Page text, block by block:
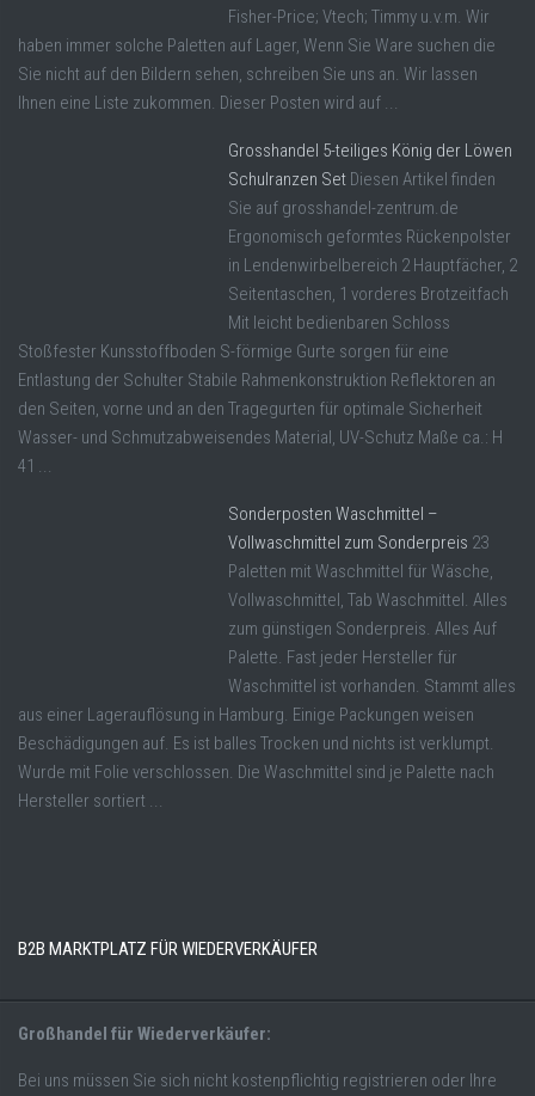
Fisher-Price; Vtech; Timmy u.v.m. Wir
haben immer solche Paletten auf Lager, Wenn Sie Ware suchen die
Sie nicht auf den Bildern sehen, schreiben Sie uns an. Wir lassen
Ihnen eine Liste zukommen. Dieser Posten wird auf ...
Grosshandel 5-teiliges König der Löwen
Schulranzen Set Diesen Artikel finden
Sie auf grosshandel-zentrum.de
Ergonomisch geformtes Rückenpolster
in Lendenwirbelbereich 2 Hauptfächer, 2
Seitentaschen, 1 vorderes Brotzeitfach
Mit leicht bedienbaren Schloss
Stoßfester Kunsstoffboden S-förmige Gurte sorgen für eine
Entlastung der Schulter Stabile Rahmenkonstruktion Reflektoren an
den Seiten, vorne und an den Tragegurten für optimale Sicherheit
Wasser- und Schmutzabweisendes Material, UV-Schutz Maße ca.: H
41 ...
Sonderposten Waschmittel –
Vollwaschmittel zum Sonderpreis 23
Paletten mit Waschmittel für Wäsche,
Vollwaschmittel, Tab Waschmittel. Alles
zum günstigen Sonderpreis. Alles Auf
Palette. Fast jeder Hersteller für
Waschmittel ist vorhanden. Stammt alles
aus einer Lagerauflösung in Hamburg. Einige Packungen weisen
Beschädigungen auf. Es ist balles Trocken und nichts ist verklumpt.
Wurde mit Folie verschlossen. Die Waschmittel sind je Palette nach
Hersteller sortiert ...
B2B MARKTPLATZ FÜR WIEDERVERKÄUFER
Großhandel für Wiederverkäufer:
Bei uns müssen Sie sich nicht kostenpflichtig registrieren oder Ihre